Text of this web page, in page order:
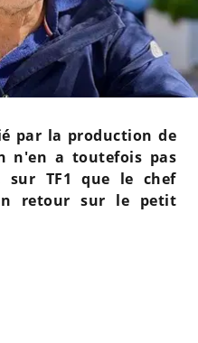
par la production de
n'en a toutefois pas
TF1 que le chef
retour sur le petit